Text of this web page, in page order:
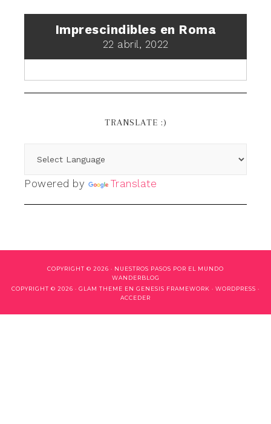
Imprescindibles en Roma
22 abril, 2022
TRANSLATE :)
Powered by Translate
COPYRIGHT © 2026 · NUESTROS PASOS POR EL MUNDO
WANDERBLOG
COPYRIGHT © 2026 · GLAM THEME EN GENESIS FRAMEWORK · WORDPRESS ·
ACCEDER